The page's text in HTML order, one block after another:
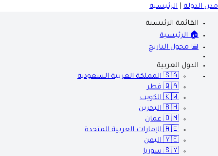
مدن الدولة الرئيسية
القائمة الرئيسية
🏠 الرئيسية
📅 محول التاريخ
الدول العربية
🇸🇦 المملكة العربية السعودية
🇶🇦 قطر
🇰🇼 الكويت
🇧🇭 البحرين
🇴🇲 عمان
🇦🇪 الإمارات العربية المتحدة
🇾🇪 اليمن
🇸🇾 سوريا